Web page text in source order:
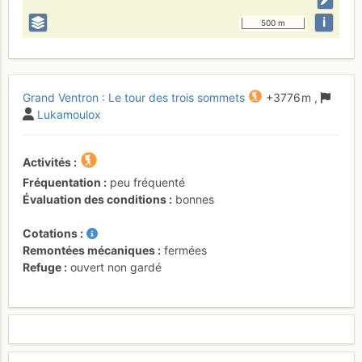
500 m i
Grand Ventron : Le tour des trois sommets +3776 m ,
Lukamoulox
Activités
Fréquentation
peu fréquenté
Évaluation des conditions
bonnes
Cotations
Remontées mécaniques
fermées
Refuge
ouvert non gardé